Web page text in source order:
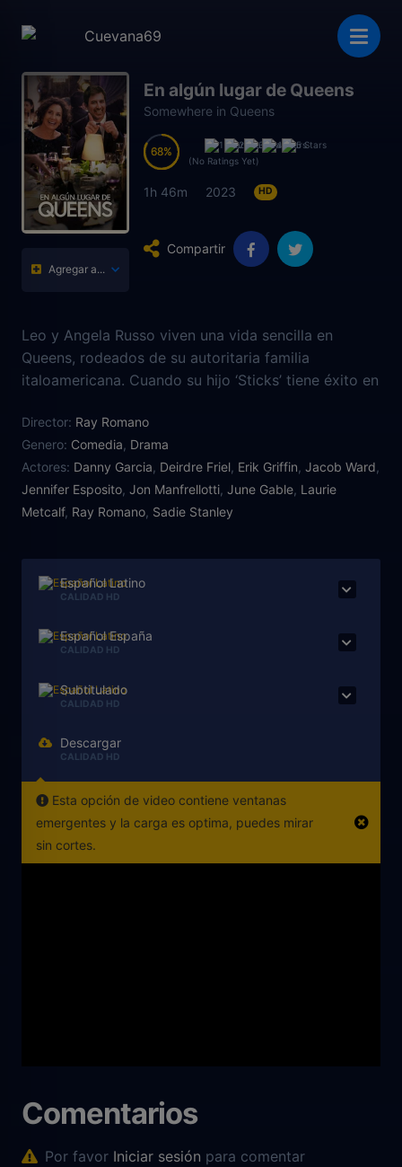
Agregar a...
En algún lugar de Queens
Somewhere in Queens
68
68
(No Ratings Yet)
1h 46m 2023 HD
Compartir
Leo y Angela Russo viven una vida sencilla en
Queens, rodeados de su autoritaria familia
italoamericana. Cuando su hijo ‘Sticks’ tiene éxito en
Leo comienza a anteponer el éxito de su hijo al
bienestar de su familia.
Director: Ray Romano
Genero: Comedia Drama
Actores: Danny Garcia Deirdre Friel Erik Griffin Jacob Ward
Jennifer Esposito Jon Manfrellotti June Gable Laurie
Metcalf, Ray Romano Sadie Stanley
Español Latino
CALIDAD HD
Español España
CALIDAD HD
Subtitulado
CALIDAD HD
Descargar
CALIDAD HD
Esta opción de video contiene ventanas
emergentes y la carga es optima, puedes mirar
sin cortes.
Comentarios
Por favor Iniciar sesión para comentar